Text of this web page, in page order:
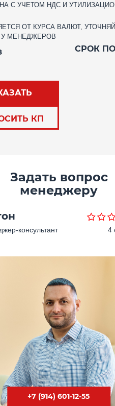
С УЧЕТОМ НДС И
ОТ КУРСА ВАЛЮТ,
МЕНЕДЖЕРОВ
СРОК
КП
Задать вопрос
менеджеру
консультант 4
+7 (914) 601-12-55